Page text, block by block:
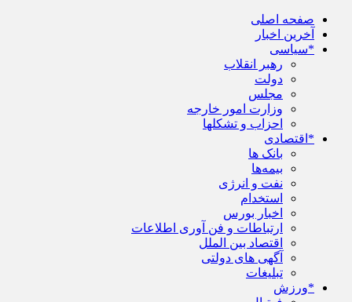
صفحه اصلی
آخرین اخبار
*سیاسی
رهبر انقلاب
دولت
مجلس
وزارت امور خارجه
احزاب و تشکلها
*اقتصادی
بانک ها
بیمه‌ها
نفت و انرژی
استخدام
اخبار بورس
ارتباطات و فن آوری اطلاعات
اقتصاد بین الملل
آگهی های دولتی
تبلیغات
*ورزش